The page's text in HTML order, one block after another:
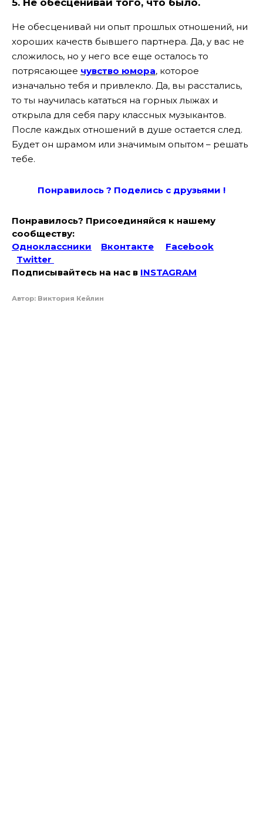
5. Не обесценивай того, что было.
Не обесценивай ни опыт прошлых отношений, ни
хороших качеств бывшего партнера. Да, у вас не
сложилось, но у него все еще осталось то
потрясающее чувство юмора, которое
изначально тебя и привлекло. Да, вы расстались,
то ты научилась кататься на горных лыжах и
открыла для себя пару классных музыкантов.
После каждых отношений в душе остается след.
Будет он шрамом или значимым опытом – решать
тебе.
Понравилось ? Поделись с друзьями !
Понравилось? Присоединяйся к нашему
сообществу:
Одноклассники
Вконтакте
Facebook
Twitter
Подписывайтесь на наc в INSTAGRAM
Автор: Виктория Кейлин